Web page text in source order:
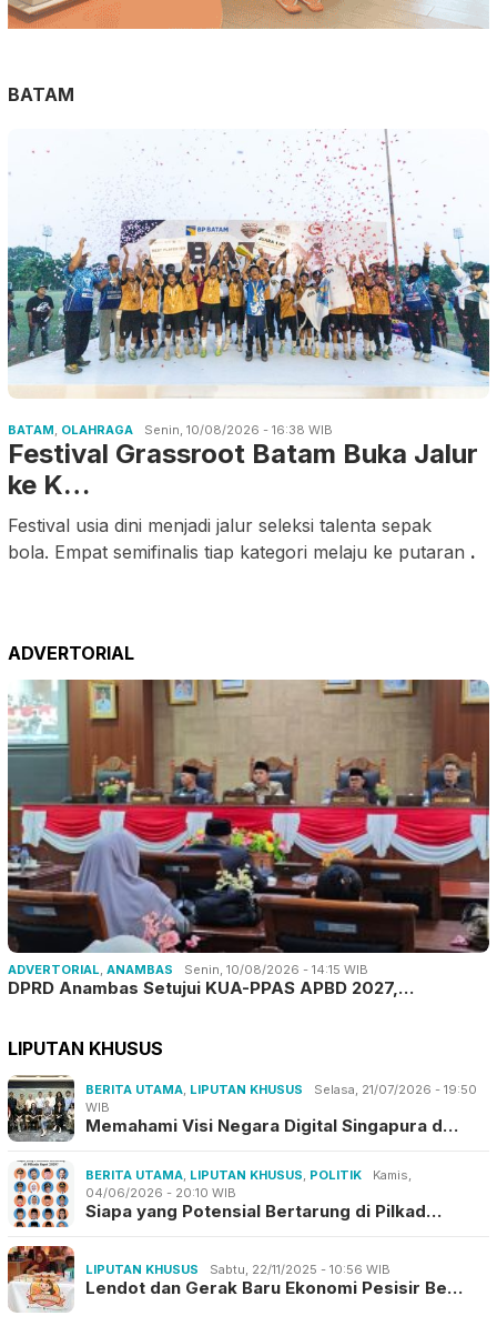
BATAM
BATAM OLAHRAGA Senin, 10/08/2026 - 16:38 WIB
Festival Grassroot Batam Buka Jalur
ke K…
Festival usia dini menjadi jalur seleksi talenta sepak
bola. Empat semifinalis tiap kategori melaju ke putaran .
ADVERTORIAL
ADVERTORIAL ANAMBAS Senin, 10/08/2026 - 14:15 WIB
DPRD Anambas Setujui KUA-PPAS APBD 2027,…
LIPUTAN KHUSUS
BERITA UTAMA LIPUTAN KHUSUS
Selasa, 21/07/2026 - 19:50
WIB
Memahami Visi Negara Digital Singapura d…
BERITA UTAMA LIPUTAN KHUSUS POLITIK
Kamis,
04/06/2026 - 20:10 WIB
Siapa yang Potensial Bertarung di Pilkad…
LIPUTAN KHUSUS Sabtu, 22/11/2025 - 10:56 WIB
Lendot dan Gerak Baru Ekonomi Pesisir Be…